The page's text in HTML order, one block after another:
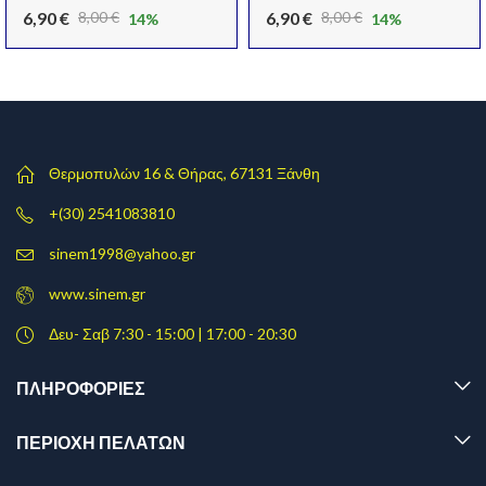
8,00€
Original
6,90€
Η
14%
8,00€
Original
6,90€
Η
14%
Θερμοπυλών 16 & Θήρας, 67131 Ξάνθη
+(30) 2541083810
sinem1998@yahoo.gr
www.sinem.gr
Δευ- Σαβ 7:30 - 15:00 | 17:00 - 20:30
ΠΛΗΡΟΦΟΡΊΕΣ
ΠΕΡΙΟΧΗ ΠΕΛΑΤΩΝ